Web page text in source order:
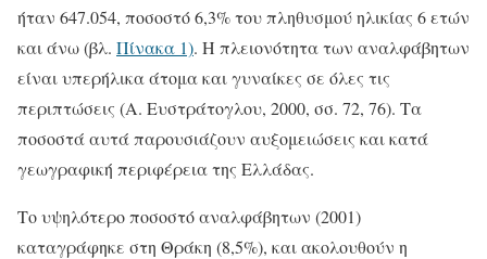
ήταν 647.054, ποσοστό 6,3% του πληθυσμού ηλικίας 6 ετών
και άνω (βλ. Πίνακα 1). Η πλειονότητα των αναλφάβητων
είναι υπερήλικα άτομα και γυναίκες σε όλες τις
περιπτώσεις (Α. Ευστράτογλου, 2000, σσ. 72, 76). Τα
ποσοστά αυτά παρουσιάζουν αυξομειώσεις και κατά
γεωγραφική περιφέρεια της Ελλάδας.
Το υψηλότερο ποσοστό αναλφάβητων (2001)
καταγράφηκε στη Θράκη (8,5%), και ακολουθούν η